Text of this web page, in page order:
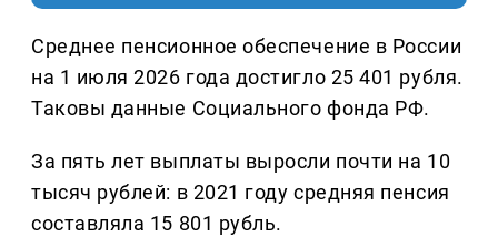
Среднее пенсионное обеспечение в России
на 1 июля 2026 года достигло 25 401 рубля.
Таковы данные Социального фонда РФ.
За пять лет выплаты выросли почти на 10
тысяч рублей: в 2021 году средняя пенсия
составляла 15 801 рубль.